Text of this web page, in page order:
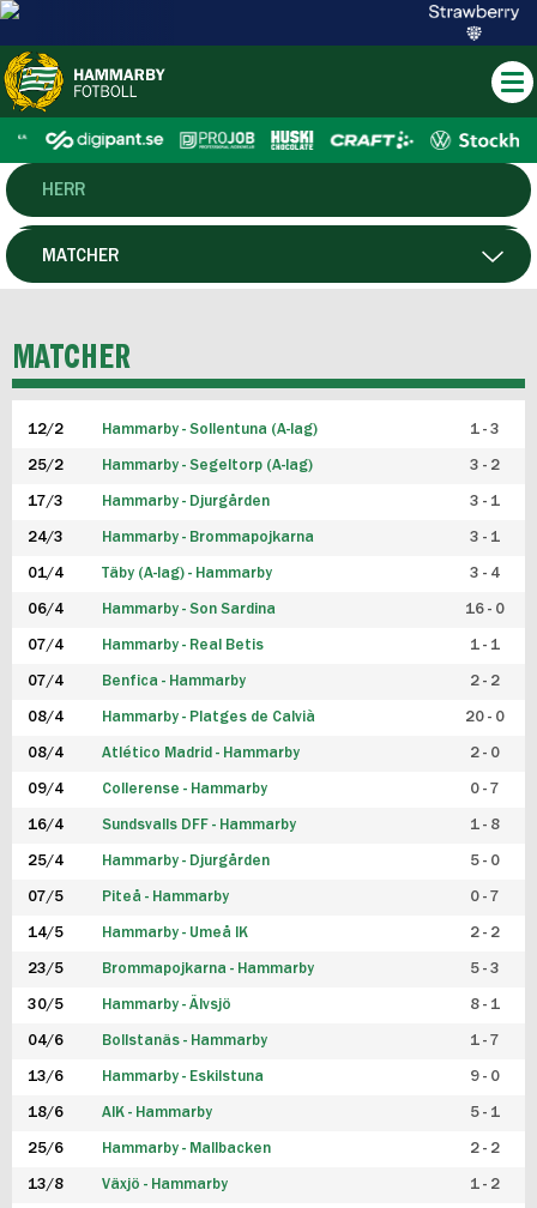
HERR
DAM
P19
F19
FUTSAL HERR
FUTSAL DAM
MATCHER
MATCHER
12/2 Hammarby - Sollentuna (A-lag) 1 - 3
25/2 Hammarby - Segeltorp (A-lag) 3 - 2
17/3 Hammarby - Djurgården 3 - 1
24/3 Hammarby - Brommapojkarna 3 - 1
01/4 Täby (A-lag) - Hammarby 3 - 4
06/4 Hammarby - Son Sardina 16 - 0
07/4 Hammarby - Real Betis 1 - 1
07/4 Benfica - Hammarby 2 - 2
08/4 Hammarby - Platges de Calvià 20 - 0
08/4 Atlético Madrid - Hammarby 2 - 0
09/4 Collerense - Hammarby 0 - 7
16/4 Sundsvalls DFF - Hammarby 1 - 8
25/4 Hammarby - Djurgården 5 - 0
07/5 Piteå - Hammarby 0 - 7
14/5 Hammarby - Umeå IK 2 - 2
23/5 Brommapojkarna - Hammarby 5 - 3
30/5 Hammarby - Älvsjö 8 - 1
04/6 Bollstanäs - Hammarby 1 - 7
13/6 Hammarby - Eskilstuna 9 - 0
18/6 AIK - Hammarby 5 - 1
25/6 Hammarby - Mallbacken 2 - 2
13/8 Växjö - Hammarby 1 - 2